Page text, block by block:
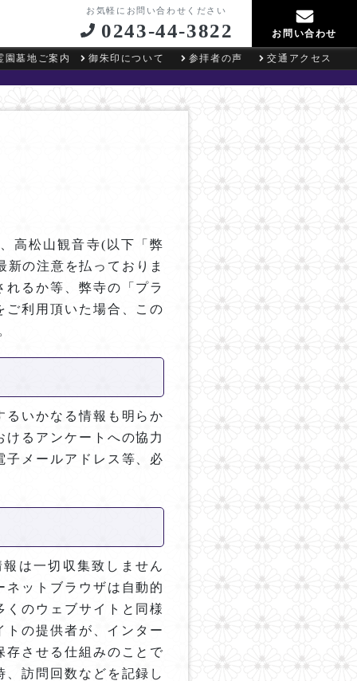
お気軽にお問い合わせください
0243-44-3822 お問い合わせ
園墓地ご案内 御朱印について 参拝者の声 交通アクセス
高松山観音寺(以下「弊
の注意を払っておりま
るか等、弊寺の「プラ
ご利用頂いた場合、この
るいかなる情報も明らか
るアンケートへの協力
子メールアドレス等、必
は一切収集致しません
ットブラウザは自動的
のウェブサイトと同様
の提供者が、インター
存させる仕組みのことで
訪問回数などを記録し